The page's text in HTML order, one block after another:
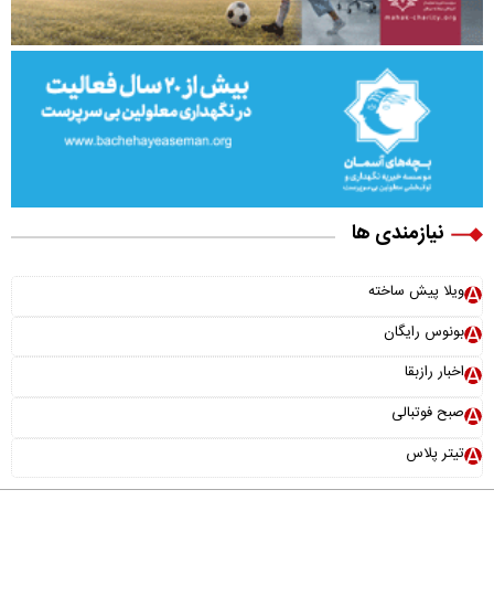
نیازمندی ها
ویلا پیش ساخته
بونوس رایگان
اخبار رازبقا
صبح فوتبالی
تیتر پلاس